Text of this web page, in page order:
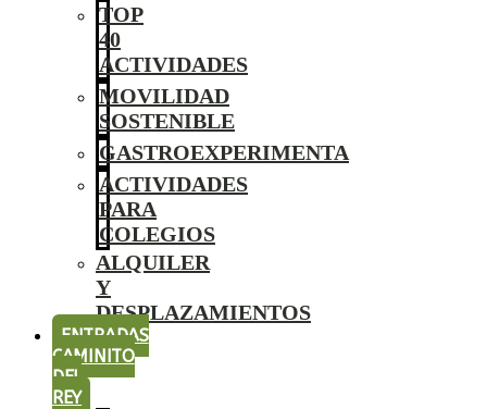
TOP
40
ACTIVIDADES
MOVILIDAD
SOSTENIBLE
GASTROEXPERIMENTA
ACTIVIDADES
PARA
COLEGIOS
ALQUILER
Y
DESPLAZAMIENTOS
ENTRADAS
CAMINITO
DEL
REY